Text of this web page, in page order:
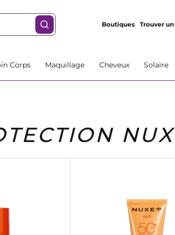
Boutiques Trouver
Corps Maquillage Cheveux Solaire